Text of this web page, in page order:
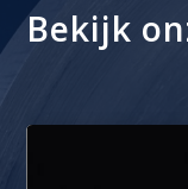
Bekijk